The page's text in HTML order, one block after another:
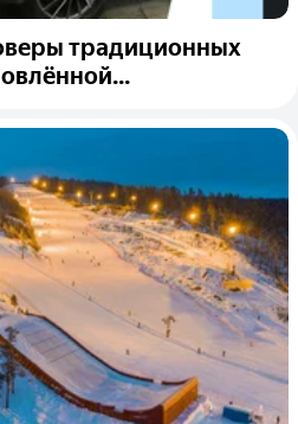
традиционных